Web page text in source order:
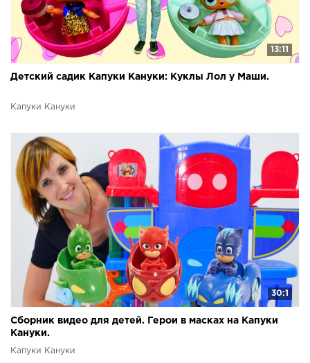
13:11
Детский садик Капуки Кануки: Куклы Лол у Маши.
Капуки Кануки
30:1
Сборник видео для детей. Герои в масках на Капуки
Кануки.
Капуки Кануки